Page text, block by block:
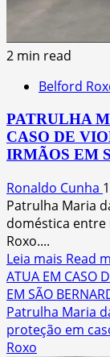
2 min read
Belford
PATRULHA
CASO DE
IRMÃOS EM
Ronaldo Cunha
Patrulha Maria
doméstica entre
Roxo....
Leia mais Read
ATUA EM CASO
EM SÃO
Patrulha Maria
proteção em
Roxo